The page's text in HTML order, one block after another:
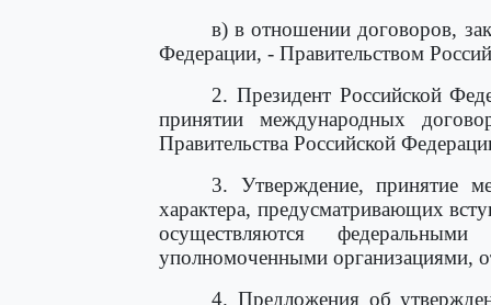
в) в отношении договоров,
Федерации, - Правительством
2. Президент Российской
принятии международных
Правительства Российской
3. Утверждение, принятие
характера, предусматривающих
осуществляются
уполномоченными организациями,
4. Предложения об